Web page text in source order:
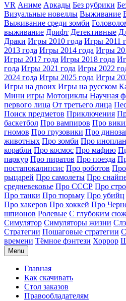
VR Аниме Аркады Без рубрики
Визуальные новеллы Выживание
Выживание среди зомби
выживание Дрифт Детективные
Драки Игры 2010 года Игры 2011
2013 года Игры 2014 года Игры
Игры 2017 года Игры 2018 года
года Игры 2021 года Игры 2022
2024 года Игры 2025 года Игры
Игры на двоих Игры на русском
Мини игры Мотоциклы Научная
первого лица От третьего лица
Поиск предметов Приключения
баскетбол Про вампиров Про
гномов Про грузовики Про
животных Про зомби Про
корабли Про космос Про мафию
паркур Про пиратов Про поезда
постапокалипсис Про роботов
рыцарей Про самолеты Про
средневековье Про СССР Про
Про танки Про тюрьму Про убийц
Про хакеров Про хоккей Про
шпионов Ролевые С глубоким
Симулятор Симуляторы жизни
Стратегии Пошаговые стратегии
времени Тёмное фэнтези Хоррор
Menu
Главная
Как скачивать
Стол заказов
Правообладателям